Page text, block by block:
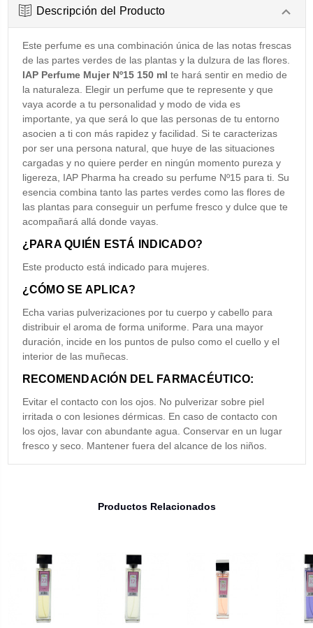
Descripción del Producto
Este perfume es una combinación única de las notas frescas
de las partes verdes de las plantas y la dulzura de las flores.
IAP Perfume Mujer Nº15 150 ml te hará sentir en medio de
la naturaleza. Elegir un perfume que te represente y que
vaya acorde a tu personalidad y modo de vida es
importante, ya que será lo que las personas de tu entorno
asocien a ti con más rapidez y facilidad. Si te caracterizas
por ser una persona natural, que huye de las situaciones
cargadas y no quiere perder en ningún momento pureza y
ligereza, IAP Pharma ha creado su perfume Nº15 para ti. Su
esencia combina tanto las partes verdes como las flores de
las plantas para conseguir un perfume fresco y dulce que te
acompañará allá donde vayas.
¿PARA QUIÉN ESTÁ INDICADO?
Este producto está indicado para mujeres.
¿CÓMO SE APLICA?
Echa varias pulverizaciones por tu cuerpo y cabello para
distribuir el aroma de forma uniforme. Para una mayor
duración, incide en los puntos de pulso como el cuello y el
interior de las muñecas.
RECOMENDACIÓN DEL FARMACÉUTICO:
Evitar el contacto con los ojos. No pulverizar sobre piel
irritada o con lesiones dérmicas. En caso de contacto con
los ojos, lavar con abundante agua. Conservar en un lugar
fresco y seco. Mantener fuera del alcance de los niños.
Productos Relacionados